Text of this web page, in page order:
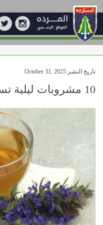
تاريخ النشر October 31, 2025
10 مشروبات ليلية تساعد على إنقاص الوزن